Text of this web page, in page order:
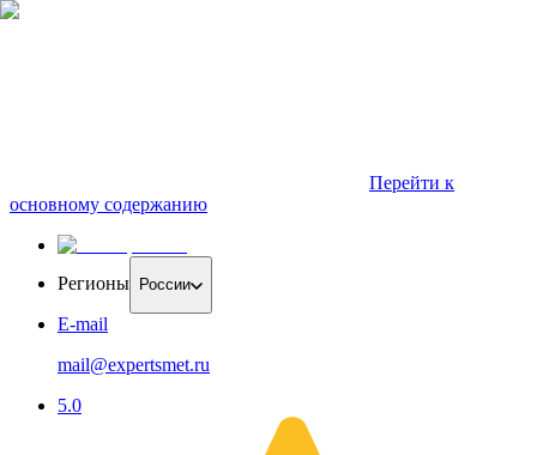
Перейти к
основному содержанию
Регионы России
E-mail
mail@expertsmet.ru
5.0